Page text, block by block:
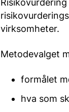
virksomheter.
Metodevalget
formålet
hva som